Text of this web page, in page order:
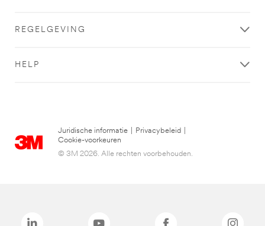
REGELGEVING
HELP
Juridische informatie Privacybeleid
Cookie-voorkeuren
© 3M 2026. Alle rechten voorbehouden.